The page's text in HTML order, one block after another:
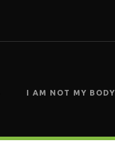
I AM NOT MY BODY